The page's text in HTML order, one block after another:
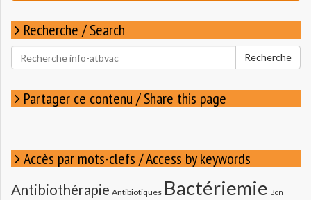
Recherche / Search
Rechercher
pour
Recherche
Partager ce contenu / Share this page
Accès par mots-clefs / Access by keywords
Antibiothérapie Antibiotiques Bactériemie Bon